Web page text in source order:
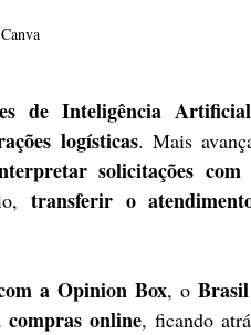
de Inteligência
logísticas. Mais
solicitações com
transferir o
a Opinion Box, o
compras online, ficando